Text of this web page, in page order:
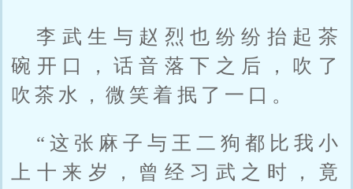
李武生与赵烈也纷纷抬起茶
碗开口，话音落下之后，吹了
吹茶水，微笑着抿了一口。
“这张麻子与王二狗都比我小
上十来岁，曾经习武之时，竟